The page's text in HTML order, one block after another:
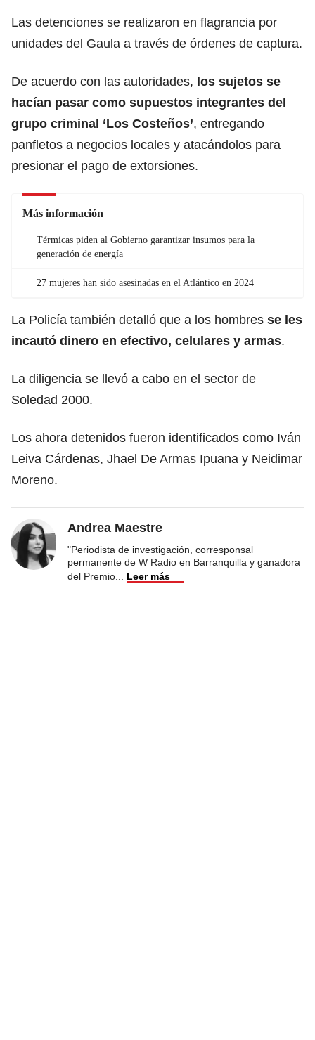
Las detenciones se realizaron en flagrancia por
unidades del Gaula a través de órdenes de captura.
De acuerdo con las autoridades, los sujetos se
hacían pasar como supuestos integrantes del
grupo criminal ‘Los Costeños’, entregando
panfletos a negocios locales y atacándolos para
presionar el pago de extorsiones.
Más información
Térmicas piden al Gobierno garantizar insumos para la
generación de energía
27 mujeres han sido asesinadas en el Atlántico en 2024
La Policía también detalló que a los hombres se les
incautó dinero en efectivo, celulares y armas.
La diligencia se llevó a cabo en el sector de
Soledad 2000.
Los ahora detenidos fueron identificados como Iván
Leiva Cárdenas, Jhael De Armas Ipuana y Neidimar
Moreno.
Andrea Maestre
"Periodista de investigación, corresponsal
permanente de W Radio en Barranquilla y ganadora
del Premio
Leer más